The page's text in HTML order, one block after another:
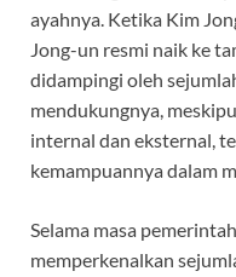
ayahnya. Ketika Kim
Jong-un resmi naik ke
didampingi oleh
mendukungnya,
internal dan eksternal,
kemampuannya dalam
Selama masa
memperkenalkan